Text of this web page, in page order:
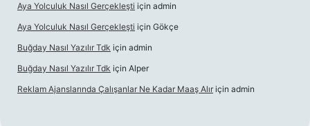
Aya Yolculuk Nasıl Gerçekleşti için admin
Aya Yolculuk Nasıl Gerçekleşti için Gökçe
Buğday Nasıl Yazılır Tdk için admin
Buğday Nasıl Yazılır Tdk için Alper
Reklam Ajanslarında Çalışanlar Ne Kadar Maaş Alır için admin